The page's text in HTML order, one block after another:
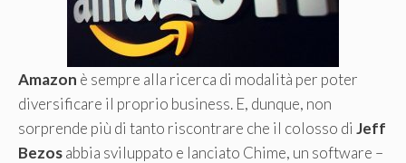
Amazon è sempre alla ricerca di modalità per poter
diversificare il proprio business. E, dunque, non
sorprende più di tanto riscontrare che il colosso di Jeff
Bezosabbia sviluppato e lanciato Chime, un software –